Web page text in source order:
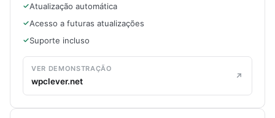
Atualização automática
Acesso a futuras atualizações
Suporte incluso
VER DEMONSTRAÇÃO
wpclever.net